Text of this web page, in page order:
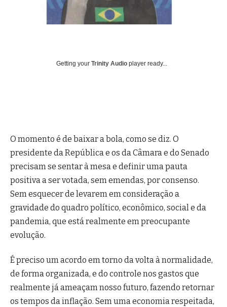
Getting your Trinity Audio player ready...
O momento é de baixar a bola, como se diz. O
presidente da República e os da Câmara e do Senado
precisam se sentar à mesa e definir uma pauta
positiva a ser votada, sem emendas, por consenso.
Sem esquecer de levarem em consideração a
gravidade do quadro político, econômico, social e da
pandemia, que está realmente em preocupante
evolução.
É preciso um acordo em torno da volta à normalidade,
de forma organizada, e do controle nos gastos que
realmente já ameaçam nosso futuro, fazendo retornar
os tempos da inflação. Sem uma economia respeitada,